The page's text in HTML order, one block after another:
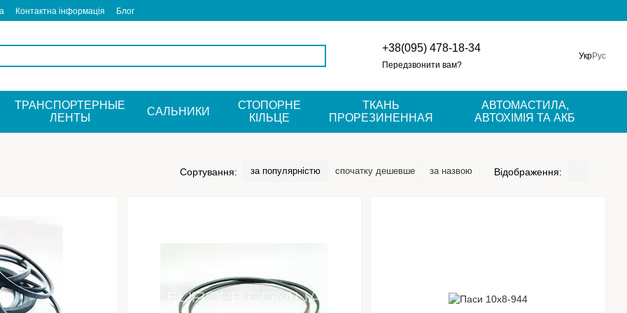
Контактна інформація Блог
+38(095) 478-18-34
Передзвонити вам?
УкрРус
ТРАНСПОРТЕРНЫЕ
ЛЕНТЫ
САЛЬНИКИ
СТОПОРНЕ
КIЛЬЦЕ
ТКАНЬ
ПРОРЕЗИНЕННАЯ
АВТОМАСТИЛА,
АВТОХІМІЯ ТА АКБ
Сортування: за популярністю спочатку дешевше за назвою Відображення: